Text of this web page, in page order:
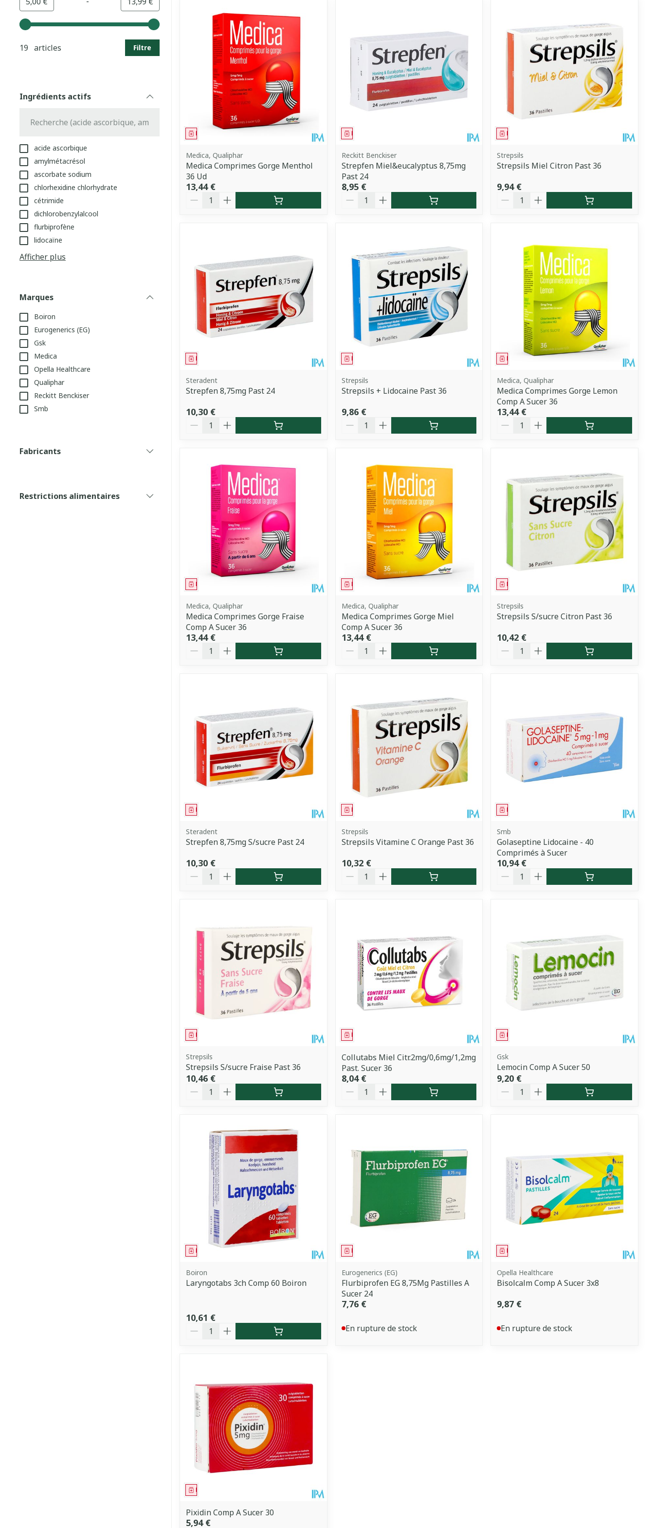
Utilisez les touches fléchées gauche et droite pour ajuster les valeurs minimales et maximales du prix.
19 articles
Filtre
Ingrédients actifs
acide ascorbique
amylmétacrésol
ascorbate sodium
chlorhexidine chlorhydrate
cétrimide
dichlorobenzylalcool
flurbiprofène
lidocaïne
Afficher plus
Marques
Boiron
Eurogenerics (EG)
Gsk
Medica
Opella Healthcare
Qualiphar
Reckitt Benckiser
Smb
Fabricants
Restrictions alimentaires
Médicament
Medica, Qualiphar
Medica Comprimes Gorge Menthol
36 Ud
13,44 €
Quantité
Médicament
Reckitt Benckiser
Strepfen Miel&eucalyptus 8,75mg
Past 24
8,95 €
Quantité
Médicament
Strepsils
Strepsils Miel Citron Past 36
9,94 €
Quantité
Médicament
Steradent
Strepfen 8,75mg Past 24
10,30 €
Quantité
Médicament
Strepsils
Strepsils + Lidocaine Past 36
9,86 €
Quantité
Médicament
Medica, Qualiphar
Medica Comprimes Gorge Lemon
Comp A Sucer 36
13,44 €
Quantité
Médicament
Medica, Qualiphar
Medica Comprimes Gorge Fraise
Comp A Sucer 36
13,44 €
Quantité
Médicament
Medica, Qualiphar
Medica Comprimes Gorge Miel
Comp A Sucer 36
13,44 €
Quantité
Médicament
Strepsils
Strepsils S/sucre Citron Past 36
10,42 €
Quantité
Médicament
Steradent
Strepfen 8,75mg S/sucre Past 24
10,30 €
Quantité
Médicament
Strepsils
Strepsils Vitamine C Orange Past 36
10,32 €
Quantité
Médicament
Smb
Golaseptine Lidocaine - 40
Comprimés à Sucer
10,94 €
Quantité
Médicament
Strepsils
Strepsils S/sucre Fraise Past 36
10,46 €
Quantité
Médicament
Collutabs Miel Citr.2mg/0,6mg/1,2mg
Past. Sucer 36
8,04 €
Quantité
Médicament
Gsk
Lemocin Comp A Sucer 50
9,20 €
Quantité
Médicament
Boiron
Laryngotabs 3ch Comp 60 Boiron
10,61 €
Quantité
Médicament
Eurogenerics (EG)
Flurbiprofen EG 8,75Mg Pastilles A
Sucer 24
7,76 €
En rupture de stock
Médicament
Opella Healthcare
Bisolcalm Comp A Sucer 3x8
9,87 €
En rupture de stock
Médicament
Pixidin Comp A Sucer 30
5,94 €